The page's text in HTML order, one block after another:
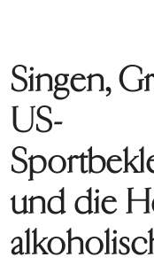
Singen,
US-
und die